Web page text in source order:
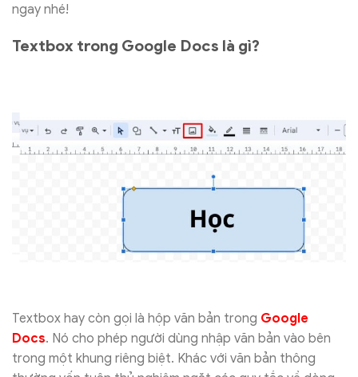
ngay nhé!
Textbox trong Google Docs là gì?
Textbox hay còn gọi là hộp văn bản trong Google
Docs. Nó cho phép người dùng nhập văn bản vào bên
trong một khung riêng biệt. Khác với văn bản thông